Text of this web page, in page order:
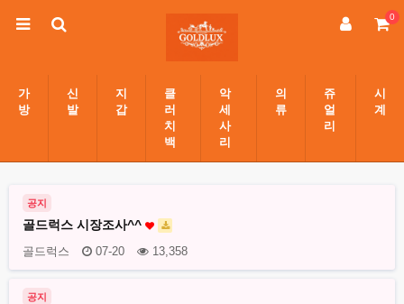
0
가
방
신
발
지
갑
클
러
치
백
악
세
사
리
의
류
쥬
얼
리
시
계
공지
골드럭스 시장조사^^
골드럭스 07-20 13,358
공지